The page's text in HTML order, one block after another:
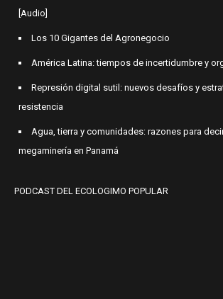
[Audio]
Los 10 Gigantes del Agronegocio
América Latina: tiempos de incertidumbre y
Represión digital sutil: nuevos desafíos y
resistencia
Agua, tierra y comunidades: razones para
megaminería en Panamá
PODCAST DEL ECOLOGIMO POPULAR